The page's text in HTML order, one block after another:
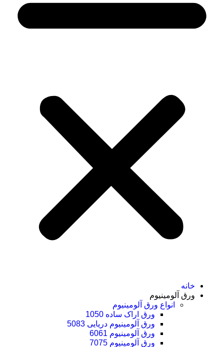
خانه
ورق آلومینیوم
انواع ورق آلومینیوم
ورق اراک ساده 1050
ورق آلومینیوم دریایی 5083
ورق آلومینیوم 6061
ورق آلومینیوم 7075